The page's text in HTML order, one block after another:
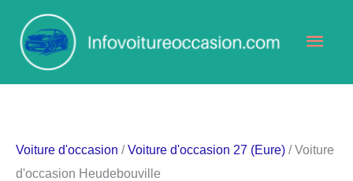
contenu
Voiture d'occasion /Voiture d'occasion 27 (Eure) / Voiture
d'occasion Heudebouville